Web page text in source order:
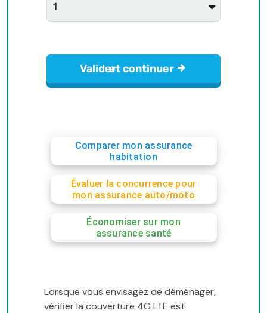
Comparer mon assurance
habitation
Évaluer la concurrence pour
mon assurance auto/moto
Économiser sur mon
assurance santé
Lorsque vous envisagez de déménager,
vérifier la couverture 4G LTE est